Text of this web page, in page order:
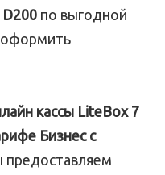
D200 по выгодной
оформить
кассы LiteBox 7
Бизнес с